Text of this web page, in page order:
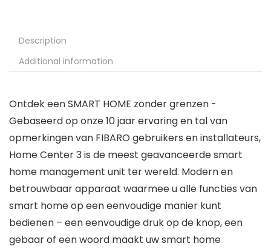
Description
Additional information
Ontdek een SMART HOME zonder grenzen -
Gebaseerd op onze 10 jaar ervaring en tal van
opmerkingen van FIBARO gebruikers en installateurs,
Home Center 3 is de meest geavanceerde smart
home management unit ter wereld. Modern en
betrouwbaar apparaat waarmee u alle functies van
smart home op een eenvoudige manier kunt
bedienen – een eenvoudige druk op de knop, een
gebaar of een woord maakt uw smart home